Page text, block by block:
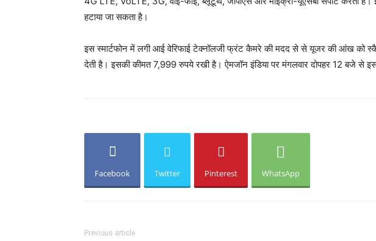
हटाया जा सकता है।
इस स्मार्टफोन में लगी आई वेरिफाई टेक्नॉलजी फ्रंट कैमरे की मदद से से यूजर की आंख को
देती है। इसकी कीमत 7,999 रुपये रखी है। ऐमजॉन इंडिया पर मंगलवार दोपहर 12 बजे से
Facebook Twitter Pinterest WhatsApp
Previous article